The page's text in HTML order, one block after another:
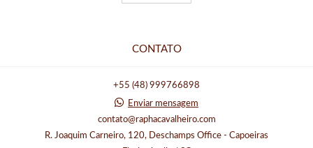
CONTATO
+55 (48) 999766898
Enviar mensagem
contato@raphacavalheiro.com
R. Joaquim Carneiro, 120, Deschamps Office - Capoeiras